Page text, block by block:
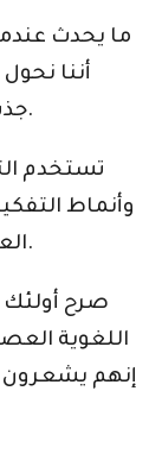
ما يحدث
أننا
جذب النقود حرفيًا في معاملاتك اليومية.
تستخدم
وأنماط
العقلية لتصبح حرفياً مغناطيس نقدي.
صرح أولئك
اللغوية
إنهم يشعرون